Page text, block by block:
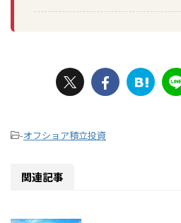
-オフショア積立投資
関連記事